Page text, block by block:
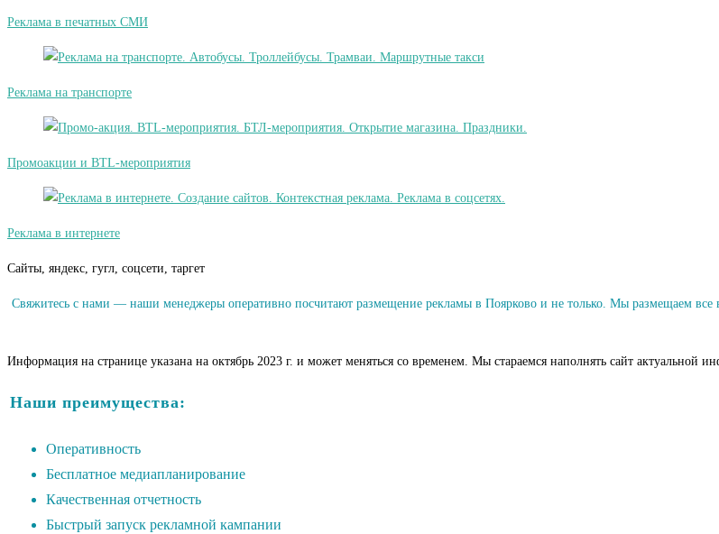
Реклама в печатных СМИ
Реклама на транспорте
Промоакции и BTL-мероприятия
Реклама в интернете
Сайты, яндекс, гугл, соцсети, таргет
Свяжитесь с нами — наши менеджеры оперативно посчитают размещение рекламы в Поярково и не только. Мы размещаем
Информация на странице указана на октябрь 2023 г. и может меняться со временем. Мы стараемся наполнять сайт
Наши преимущества:
Оперативность
Бесплатное медиапланирование
Качественная отчетность
Быстрый запуск рекламной кампании